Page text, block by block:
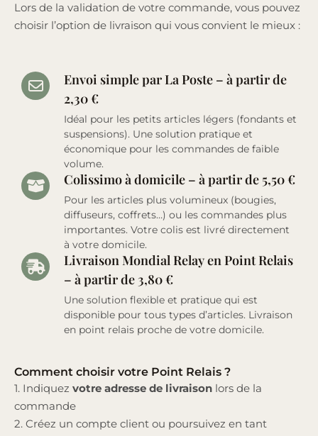
Lors de la validation de votre commande, vous pouvez
choisir l’option de livraison qui vous convient le mieux :
Envoi simple par La Poste – à partir de
2,30 €
Idéal pour les petits articles légers (fondants et
suspensions). Une solution pratique et
économique pour les commandes de faible
volume.
Colissimo à domicile – à partir de 5,50 €
Pour les articles plus volumineux (bougies,
diffuseurs, coffrets…) ou les commandes plus
importantes. Votre colis est livré directement
à votre domicile.
Livraison Mondial Relay en Point Relais
– à partir de 3,80 €
Une solution flexible et pratique qui est
disponible pour tous types d’articles. Livraison
en point relais proche de votre domicile.
Comment choisir votre Point Relais ?
1. Indiquez votre adresse de livraison lors de la
commande
2. Créez un compte client ou poursuivez en tant